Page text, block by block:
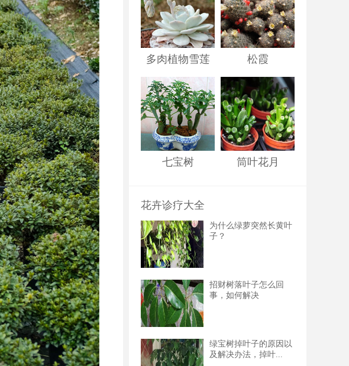
多肉植物雪莲 松霞
七宝树 筒叶花月
花卉诊疗大全
为什么绿萝突然长黄叶
子？
招财树落叶子怎么回
事，如何解决
绿宝树掉叶子的原因以
及解决办法，掉叶...